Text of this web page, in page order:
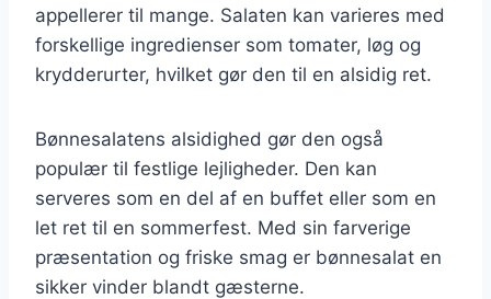
appellerer til mange. Salaten kan varieres med
forskellige ingredienser som tomater, løg og
krydderurter, hvilket gør den til en alsidig ret.
Bønnesalatens alsidighed gør den også
populær til festlige lejligheder. Den kan
serveres som en del af en buffet eller som en
let ret til en sommerfest. Med sin farverige
præsentation og friske smag er bønnesalat en
sikker vinder blandt gæsterne.